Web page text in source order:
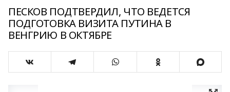
ПЕСКОВ ПОДТВЕРДИЛ, ЧТО ВЕДЕТСЯ
ПОДГОТОВКА ВИЗИТА ПУТИНА В
ВЕНГРИЮ В ОКТЯБРЕ